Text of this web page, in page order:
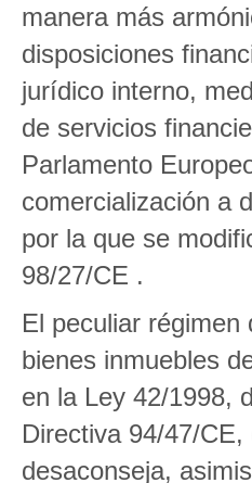
manera más
disposiciones
jurídico interno,
de servicios
Parlamento
comercialización a
por la que se
98/27/CE .
El peculiar
bienes inmuebles
en la Ley 42/1998,
Directiva 94/47/
desaconseja,